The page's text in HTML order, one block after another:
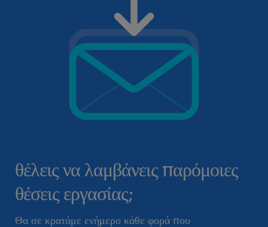
θέλεις να λαμβάνεις παρόμοιες
θέσεις εργασίας;
Θα σε κρατάμε ενήμερο κάθε φορά που